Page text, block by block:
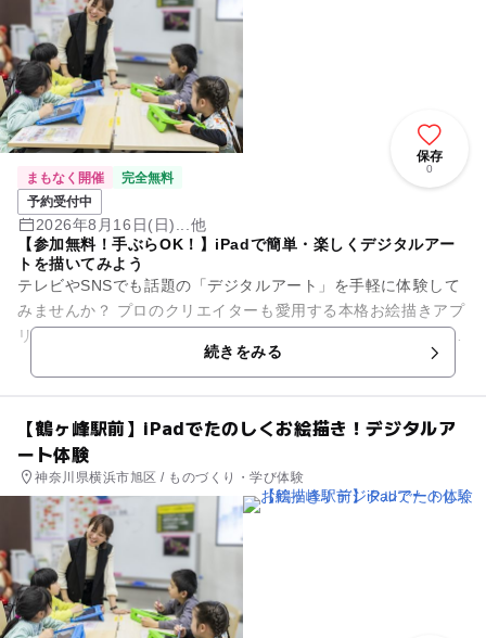
保存
0
まもなく開催
完全無料
予約受付中
2026年8月16日(日)...他
【参加無料！手ぶらOK！】iPadで簡単・楽しくデジタルアー
トを描いてみよう
テレビやSNSでも話題の「デジタルアート」を手軽に体験して
みませんか？ プロのクリエイターも愛用する本格お絵描きアプ
リ「Adobe Fresco（アドビ フレスコ）」を使って、 世界に一
続きをみる
【鶴ヶ峰駅前】iPadでたのしくお絵描き！デジタルア
ート体験
神奈川県横浜市旭区 / ものづくり・学び体験